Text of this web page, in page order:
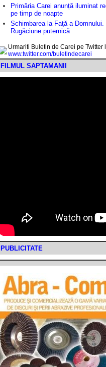
Primăria Carei anunță iluminat
pe timp de noapte
Schimbarea la Faţă a Domnului.
Rugăciune puternică
Urmariti Buletin de Carei pe Twitter
www.twitter.com/buletindecarei
FILMUL SAPTAMANII
PUBLICITATE